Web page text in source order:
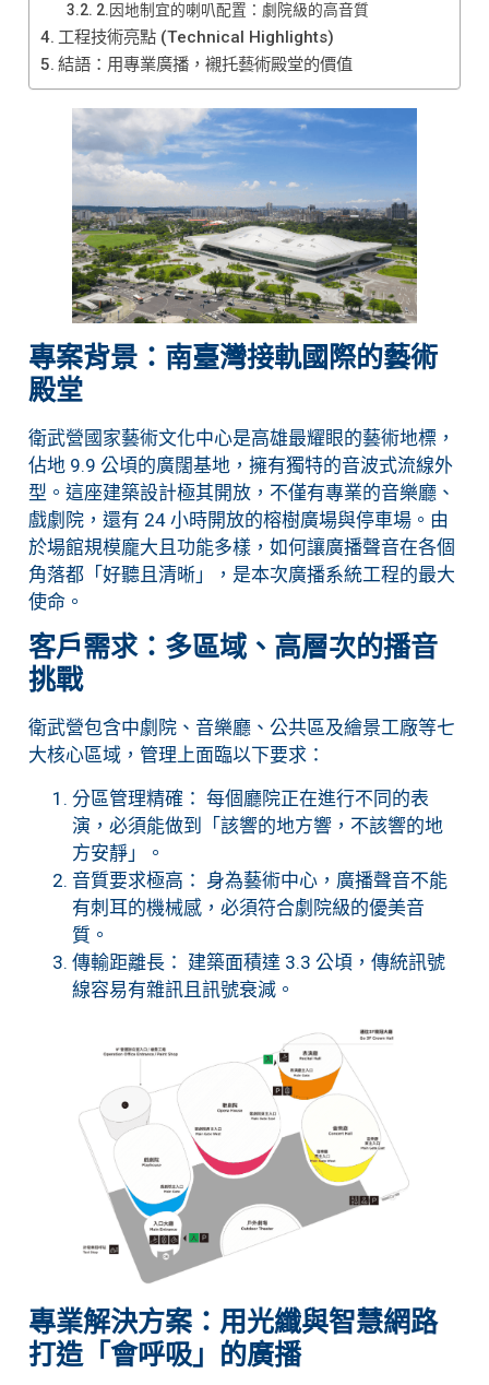
2.因地制宜的喇叭配置：劇院級的高音質
工程技術亮點 (Technical Highlights)
結語：用專業廣播，襯托藝術殿堂的價值
專案背景：南臺灣接軌國際的藝術
殿堂
衛武營國家藝術文化中心是高雄最耀眼的藝術地標，
佔地 9.9 公頃的廣闊基地，擁有獨特的音波式流線外
型。這座建築設計極其開放，不僅有專業的音樂廳、
戲劇院，還有 24 小時開放的榕樹廣場與停車場。由
於場館規模龐大且功能多樣，如何讓廣播聲音在各個
角落都「好聽且清晰」，是本次廣播系統工程的最大
使命。
客戶需求：多區域、高層次的播音
挑戰
衛武營包含中劇院、音樂廳、公共區及繪景工廠等七
大核心區域，管理上面臨以下要求：
分區管理精確： 每個廳院正在進行不同的表
演，必須能做到「該響的地方響，不該響的地
方安靜」。
音質要求極高： 身為藝術中心，廣播聲音不能
有刺耳的機械感，必須符合劇院級的優美音
質。
傳輸距離長： 建築面積達 3.3 公頃，傳統訊號
線容易有雜訊且訊號衰減。
專業解決方案：用光纖與智慧網路
打造「會呼吸」的廣播